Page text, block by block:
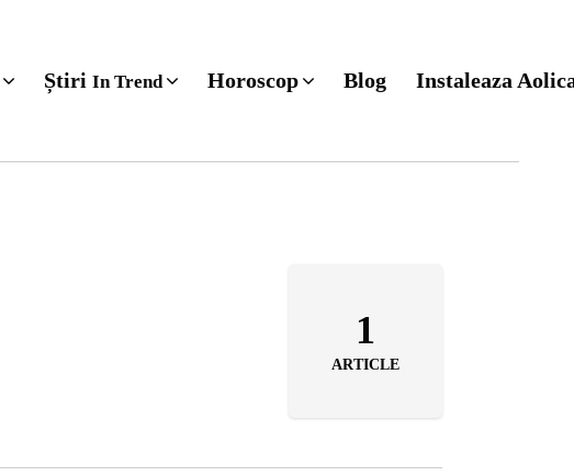
Știri In Trend Horoscop Blog Instaleaza
1
ARTICLE